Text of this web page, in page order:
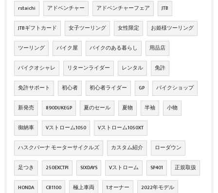
rstaichi アドベンチャー アドベンチャーフェア JTB
JTBギフトカード 女子ツーリング 女性限定 お姫様ツーリング
ツーリング バイク屋 バイクのある暮らし 用品店
バイクオシャレ リターンライダー レンタル 免許
免許サポート 初心者 初心者ライダー GP バイクショップ
新発売 890DUKEGP 夏のセール 夏物 半袖 小物
御納車 Vストローム1050 Vストローム1050XT
ハスクバーナ モーターサイクルズ カスタム紹介 ローダウン
足つき 250EXCTPI SIXDAYS Vストローム SP401 正規取扱
HONDA CB1100 極上車両 1オーナー 2022年モデル